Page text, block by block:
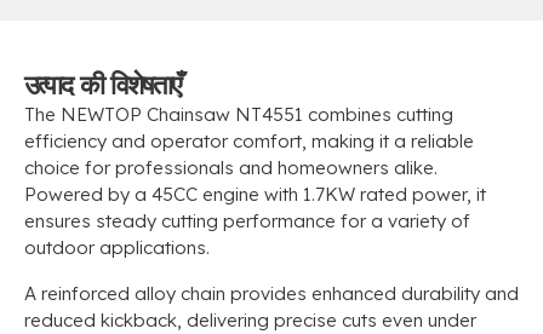
उत्पाद की विशेषताएँ
The NEWTOP Chainsaw NT4551 combines cutting
efficiency and operator comfort, making it a reliable
choice for professionals and homeowners alike.
Powered by a 45CC engine with 1.7KW rated power, it
ensures steady cutting performance for a variety of
outdoor applications.
A reinforced alloy chain provides enhanced durability and
reduced kickback, delivering precise cuts even under